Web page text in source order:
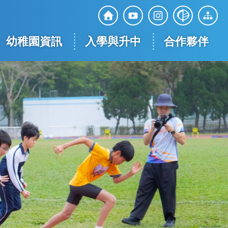
Top
Social
Media
幼稚園資訊 入學與升中 合作夥伴